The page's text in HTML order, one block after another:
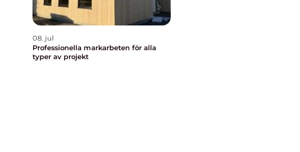
08. jul
Professionella markarbeten för alla
typer av projekt